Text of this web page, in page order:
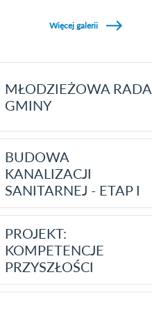
Więcej galerii
MŁODZIEŻOWA RADA
GMINY
BUDOWA
KANALIZACJI
SANITARNEJ - ETAP I
PROJEKT:
KOMPETENCJE
PRZYSZŁOŚCI